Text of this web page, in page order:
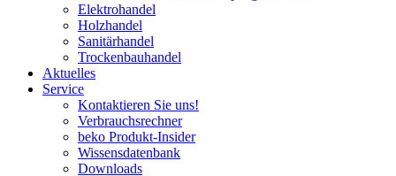
Elektrohandel
Holzhandel
Sanitärhandel
Trockenbauhandel
Aktuelles
Service
Kontaktieren Sie uns!
Verbrauchsrechner
beko Produkt-Insider
Wissensdatenbank
Downloads